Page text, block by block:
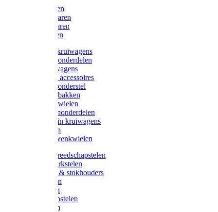
Snoeischaren
Heggenscharen
Takkenscharen
Snoeimessen
Landbouwkruiwagens
Kruiwagenonderdelen
Bouwkruiwagens
Kruiwagen accessoires
Kruiwagenonderstel
Kruiwagenbakken
Kruiwagenwielen
Steekwagenonderdelen
Huis en Tuin kruiwagens
Steekwagen
Bok- en Zwenkwielen
Overige gereedschapstelen
Bezem-/Harkstelen
Handvaten & stokhouders
Hamerstelen
Spadestelen
Graanschopstelen
Schopstelen